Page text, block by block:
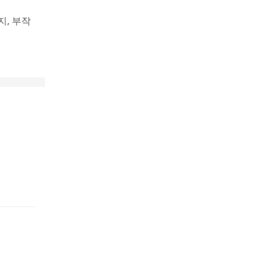
, 부작